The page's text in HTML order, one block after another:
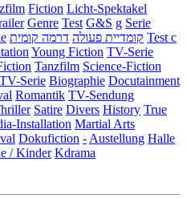
Fiction Licht-Spektakel
Genre Test G&S g Serie
קומדיית פעולה דרמה קומית
Test c
Young Fiction TV-Serie
Tanzfilm Science-Fiction
Serie Biographie Docutainment
Romantik TV-Sendung
Satire Divers History True
Installation Martial Arts
Dokufiction - Austellung Halle
/ Kinder Kdrama